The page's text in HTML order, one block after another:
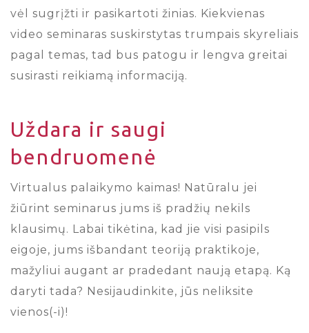
vėl sugrįžti ir pasikartoti žinias. Kiekvienas
video seminaras suskirstytas trumpais skyreliais
pagal temas, tad bus patogu ir lengva greitai
susirasti reikiamą informaciją.
Uždara ir saugi
bendruomenė
Virtualus palaikymo kaimas! Natūralu jei
žiūrint seminarus jums iš pradžių nekils
klausimų. Labai tikėtina, kad jie visi pasipils
eigoje, jums išbandant teoriją praktikoje,
mažyliui augant ar pradedant naują etapą. Ką
daryti tada? Nesijaudinkite, jūs neliksite
vienos(-i)!